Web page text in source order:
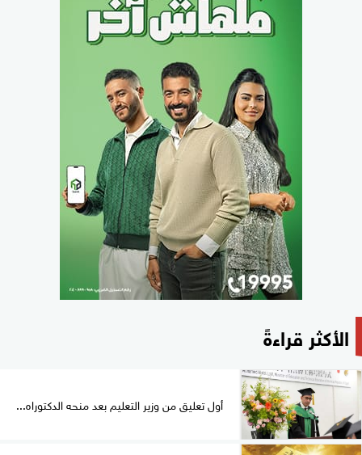
الأكثر قراءةً
أول تعليق من وزير التعليم بعد منحه الدكتوراه...